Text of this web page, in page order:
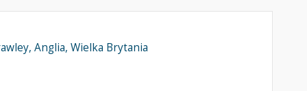
Anglia, Wielka Brytania